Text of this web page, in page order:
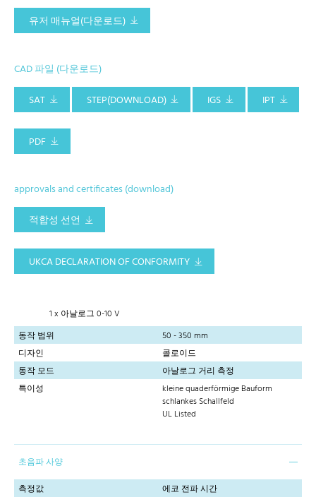
유저 매뉴얼(다운로드)
CAD 파일 (다운로드)
SAT
STEP(DOWNLOAD) IGS IPT
PDF
approvals and certificates (download)
적합성 선언
UKCA DECLARATION OF CONFORMITY
1 x 아날로그 0-10 V
동작 범위
50 - 350 mm
디자인
콜로이드
동작 모드
아날로그 거리 측정
특이성
kleine quaderförmige Bauform
schlankes Schallfeld
UL Listed
초음파 사양
측정값
에코 전파 시간